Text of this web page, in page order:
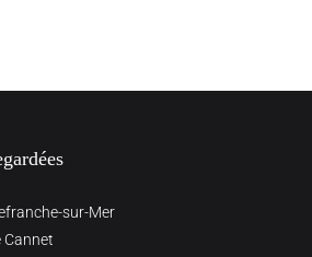
sur-Mer
Cannet